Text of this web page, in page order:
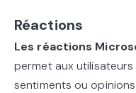
Réactions
Les réactions
permet aux
sentiments ou